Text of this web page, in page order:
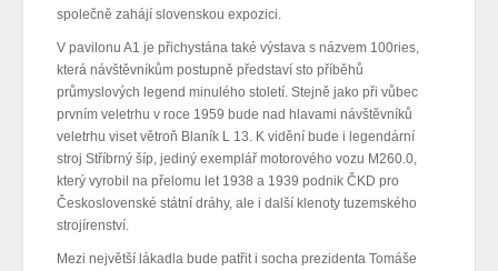
společně zahájí slovenskou expozici.
V pavilonu A1 je přichystána také výstava s názvem 100ries,
která návštěvníkům postupně představí sto příběhů
průmyslových legend minulého století. Stejně jako při vůbec
prvním veletrhu v roce 1959 bude nad hlavami návštěvníků
veletrhu viset větroň Blaník L 13. K vidění bude i legendární
stroj Stříbrný šíp, jediný exemplář motorového vozu M260.0,
který vyrobil na přelomu let 1938 a 1939 podnik ČKD pro
Československé státní dráhy, ale i další klenoty tuzemského
strojírenství.
Mezi největší lákadla bude patřit i socha prezidenta Tomáše